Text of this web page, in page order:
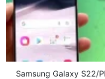
Samsung Galaxy S22/